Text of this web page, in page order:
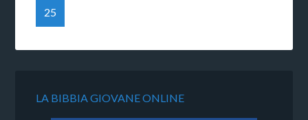
25
LA BIBBIA GIOVANE ONLINE